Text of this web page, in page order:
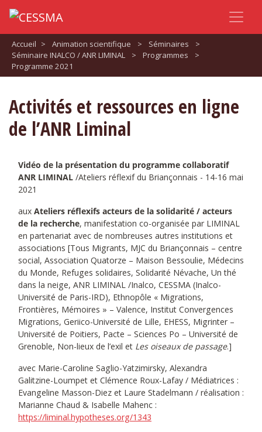
Accueil > Animation scientifique > Séminaires
>
Séminaire INALCO / ANR LIMINAL
> Programmes
>
Programme 2021
Activités et ressources en ligne
de l’ANR Liminal
Vidéo de la présentation du programme collaboratif
ANR LIMINAL /Ateliers réflexif du Briançonnais - 14-16 mai
2021
aux Ateliers réflexifs acteurs de la solidarité / acteurs
de la recherche, manifestation co-organisée par LIMINAL
en partenariat avec de nombreuses autres institutions et
associations [Tous Migrants, MJC du Briançonnais – centre
social, Association Quatorze – Maison Bessoulie, Médecins
du Monde, Refuges solidaires, Solidarité Névache, Un thé
dans la neige, ANR LIMINAL /Inalco, CESSMA (Inalco-
Université de Paris-IRD), Ethnopôle « Migrations,
Frontières, Mémoires » – Valence, Institut Convergences
Migrations, Geriico-Université de Lille, EHESS, Migrinter –
Université de Poitiers, Pacte – Sciences Po – Université de
Grenoble, Non-lieux de l’exil et Les oiseaux de passage.]
avec Marie-Caroline Saglio-Yatzimirsky, Alexandra
Galitzine-Loumpet et Clémence Roux-Lafay / Médiatrices :
Evangeline Masson-Diez et Laure Stadelmann / réalisation :
Marianne Chaud & Isabelle Mahenc :
https://liminal.hypotheses.org/1343